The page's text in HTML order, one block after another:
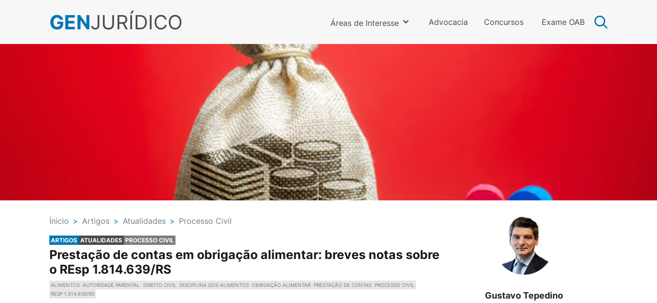
GENJURÍDICO Áreas de Interesse Advocacia Concursos Exame OAB
Ínicio > Artigos > Atualidades > Processo Civil
ARTIGOS ATUALIDADES PROCESSO CIVIL
Prestação de contas em obrigação alimentar: breves notas sobre
o REsp 1.814.639/RS
ALIMENTOS AUTORIDADE PARENTAL DIREITO CIVIL DISCIPLINA DOS ALIMENTOS OBRIGAÇÃO ALIMENTAR PRESTAÇÃO DE CONTAS PROCESSO CIVIL
RESP 1.814.639/RS
Gustavo Tepedino